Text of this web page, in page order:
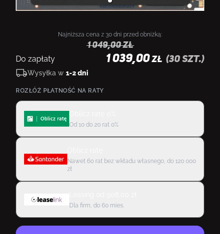
Najniższa cena z 30 dni przed obniżką:
1 049,00zł
Do zapłaty 1 039,00 ZŁ (30 szt.)
Wysyłka w 1-2 dni
ROZŁÓŻ PŁATNOŚĆ NA RATY
Od 10 do 20 rat 0%
Nawet 60 rat bez wkładu własnego, do 120 000
zł
Dla firm, do 60 mies.